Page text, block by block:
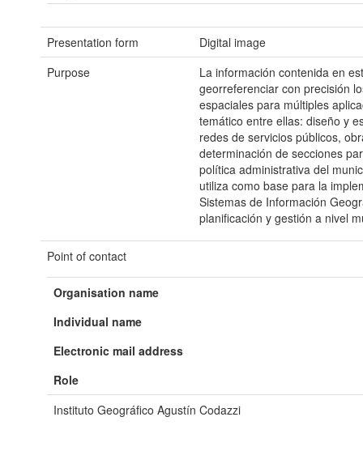
Presentation form
Digital image
Purpose
La información contenida en
georreferenciar con precisión
espaciales para múltiples
temático entre ellas: diseño y
redes de servicios públicos,
determinación de secciones
política administrativa del
utiliza como base para la
Sistemas de Información
planificación y gestión a nivel
Point of contact
Organisation name
Individual name
Electronic mail address
Role
Instituto Geográfico Agustín Codazzi